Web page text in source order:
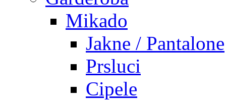
Mikado
Jakne / Pantalone
Prsluci
Cipele